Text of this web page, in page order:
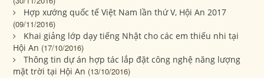
Hợp xướng quốc tế Việt Nam lần thứ V, Hội An 2017
(09/11/2016)
Khai giảng lớp dạy tiếng Nhật cho các em thiếu nhi tại
Hội An (17/10/2016)
Thông tin dự án hợp tác lắp đặt công nghệ năng lượng
mặt trời tại Hội An (13/10/2016)